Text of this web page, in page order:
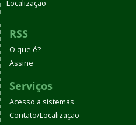
Localização
RSS
O que é?
Assine
Serviços
Acesso a sistemas
Contato/Localização